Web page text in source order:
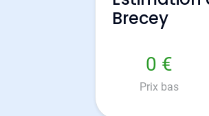
Brecey
0 €
Prix bas